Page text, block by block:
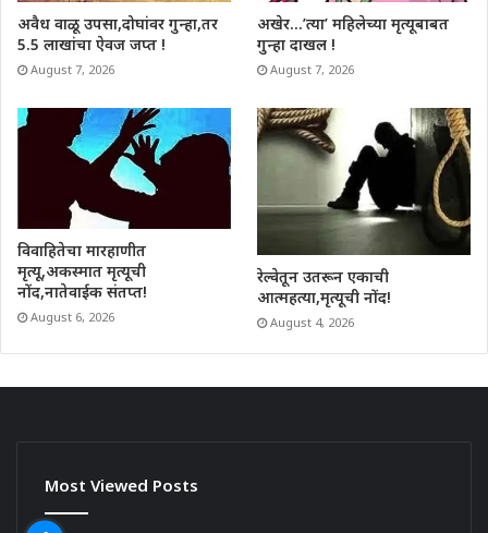
अवैध वाळू उपसा,दोघांवर गुन्हा,तर
5.5 लाखांचा ऐवज जप्त !
August 7, 2026
अखेर…’त्या’ महिलेच्या मृत्यूबाबत
गुन्हा दाखल !
August 7, 2026
विवाहितेचा मारहाणीत
मृत्यू,अकस्मात मृत्यूची
नोंद,नातेवाईक संतप्त!
August 6, 2026
रेल्वेतून उतरून एकाची
आत्महत्या,मृत्यूची नोंद!
August 4, 2026
Most Viewed Posts